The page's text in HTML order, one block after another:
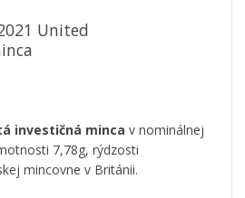
United
investičná minca v nominálnej
7,78g, rýdzosti
mincovne v Británii.